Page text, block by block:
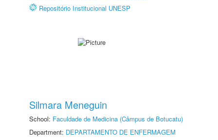
Repositório Institucional UNESP
Silmara Meneguin
School: Faculdade de Medicina (Câmpus de Botucatu)
Department: DEPARTAMENTO DE ENFERMAGEM